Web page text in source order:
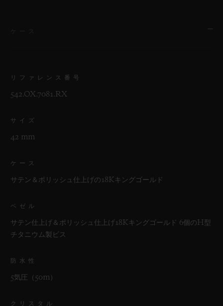
リファレンス番号
542.OX.7081.RX
サイズ
42 mm
ケース
サテン＆ポリッシュ仕上げの18Kキングゴールド
ベゼル
サテン仕上げ＆ポリッシュ仕上げ18Kキングゴールド 6個のH型
チタニウム製ビス
防水性
5気圧（50m）
クリスタル